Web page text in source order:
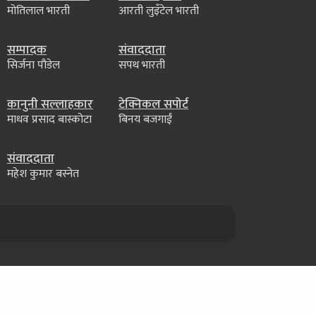
मोतिलाल भारती आरती लुइँटेल भारती
सम्पादक
सिर्जना पौडेल
संवाददाता
सपथ भारती
कानुनी सल्लाहकार
माधव प्रसाद बास्कोटा
टेक्निकल सपोर्ट
बिनय बजगाईं
संवाददाता
महेश कुमार बस्नेत